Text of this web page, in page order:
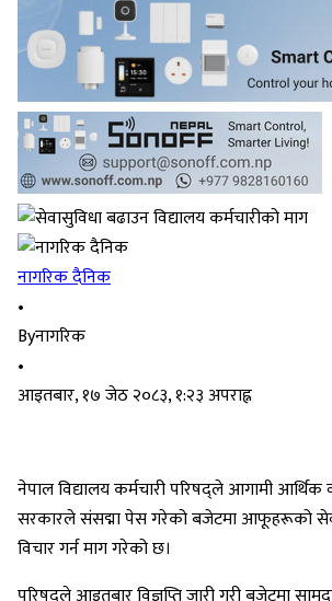
नागरिक दैनिक
•
Byनागरिक
•
आइतबार, १७ जेठ २०८३, १:२३ अपराह्न
नेपाल विद्यालय कर्मचारी परिषद्ले आगामी आर्थिक
सरकारले संसद्मा पेस गरेको बजेटमा आफूहरूको
विचार गर्न माग गरेको छ।